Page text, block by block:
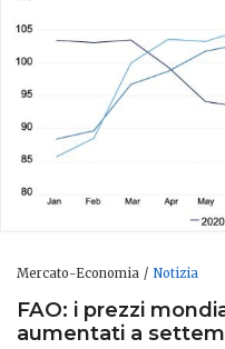
Mercato-Economia Notizia
FAO: i prezzi
aumentati a